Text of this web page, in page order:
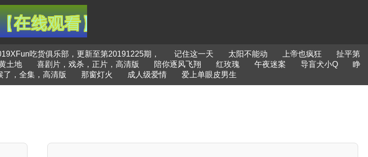
吃货俱乐部，更新至第20191225期， 记住这一天 太阳不能动 上帝也疯狂
扯平第
土地 喜剧片，戏杀，正片，高清版 陪你逐风飞翔 红玫瑰 午夜迷案 导盲犬小Q
睁
了，全集，高清版 那窗灯火 成人级爱情 爱上单眼皮男生